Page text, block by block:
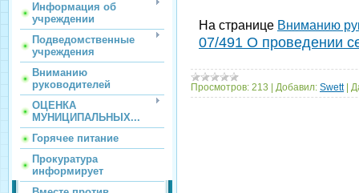
Информация об
учреждении
Подведомственные
учреждения
Вниманию
руководителей
ОЦЕНКА
МУНИЦИПАЛЬНЫХ...
Горячее питание
Прокуратура
информирует
На странице Вниманию
07/491 О проведении
Просмотров: 213 Добавил: Swett